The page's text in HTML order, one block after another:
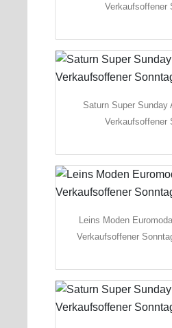
Verkaufsoffener
Saturn Super Sunday
Verkaufsoffener
Leins Moden
Verkaufsoffener